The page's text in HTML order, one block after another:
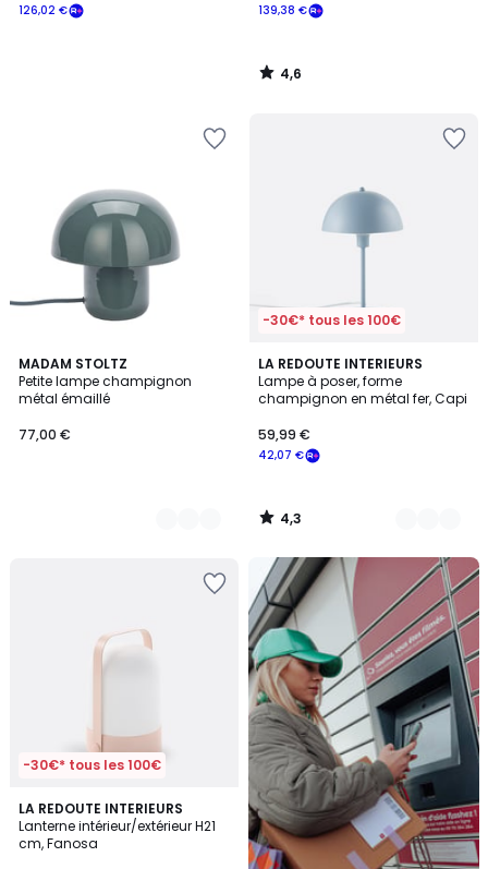
126,02 € 139,38 €
4,6
/
MADAM STOLTZ
Petite lampe champignon
métal émaillé
77,00 €
5
Couleurs
-30€* tous les 100€
LA REDOUTE INTERIEURS
Lampe à poser, forme
champignon en métal fer, Capi
42,07 €
59,99 €
4,3
/ 5
5
Couleurs
4,3
/
-30€* tous les 100€
LA REDOUTE INTERIEURS
Lanterne intérieur/extérieur H21
cm, Fanosa
3,5
/ 5
3
Couleurs
Nouveau
Livraison
en
Locker
Mondial
Relay